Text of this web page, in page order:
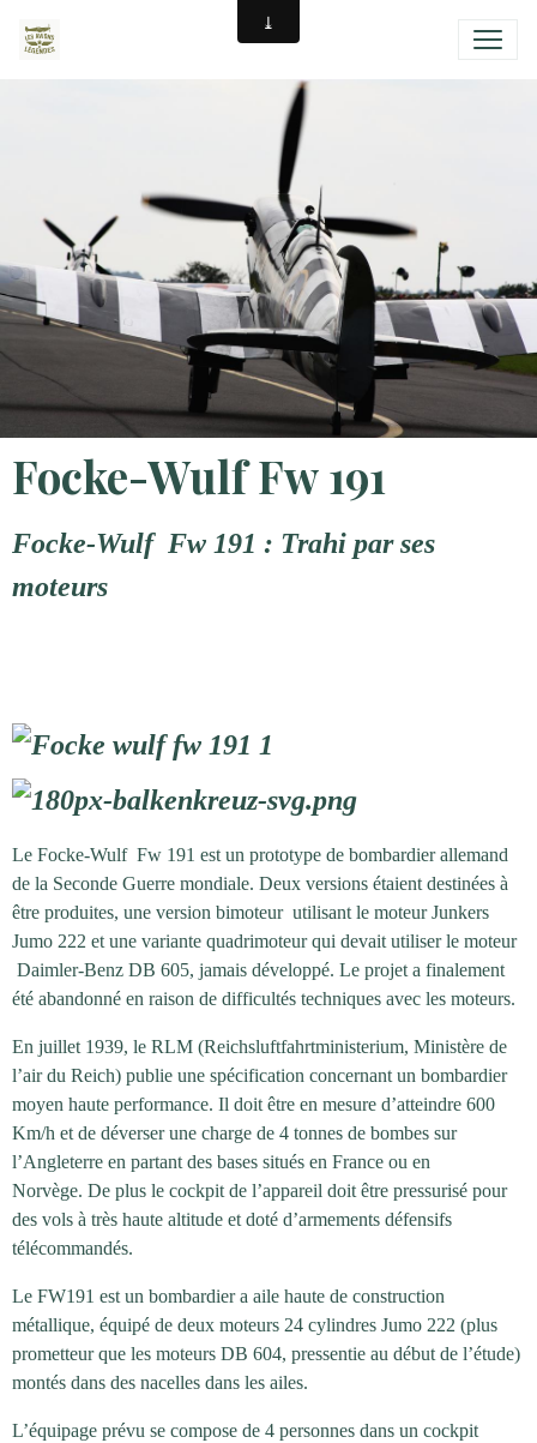
Focke-Wulf Fw 191
Focke-Wulf Fw 191 : Trahi par ses
moteurs
Le Focke-Wulf Fw 191 est un prototype de bombardier allemand
de la Seconde Guerre mondiale. Deux versions étaient destinées à
être produites, une version bimoteur utilisant le moteur Junkers
Jumo 222 et une variante quadrimoteur qui devait utiliser le moteur
Daimler-Benz DB 605, jamais développé. Le projet a finalement
été abandonné en raison de difficultés techniques avec les moteurs.
En juillet 1939, le RLM (Reichsluftfahrtministerium, Ministère de
l’air du Reich) publie une spécification concernant un bombardier
moyen haute performance. Il doit être en mesure d’atteindre 600
Km/h et de déverser une charge de 4 tonnes de bombes sur
l’Angleterre en partant des bases situés en France ou en
Norvège. De plus le cockpit de l’appareil doit être pressurisé pour
des vols à très haute altitude et doté d’armements défensifs
télécommandés.
Le FW191 est un bombardier a aile haute de construction
métallique, équipé de deux moteurs 24 cylindres Jumo 222 (plus
prometteur que les moteurs DB 604, pressentie au début de l’étude)
montés dans des nacelles dans les ailes.
L’équipage prévu se compose de 4 personnes dans un cockpit